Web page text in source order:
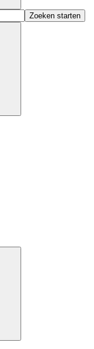
Zoeken starten